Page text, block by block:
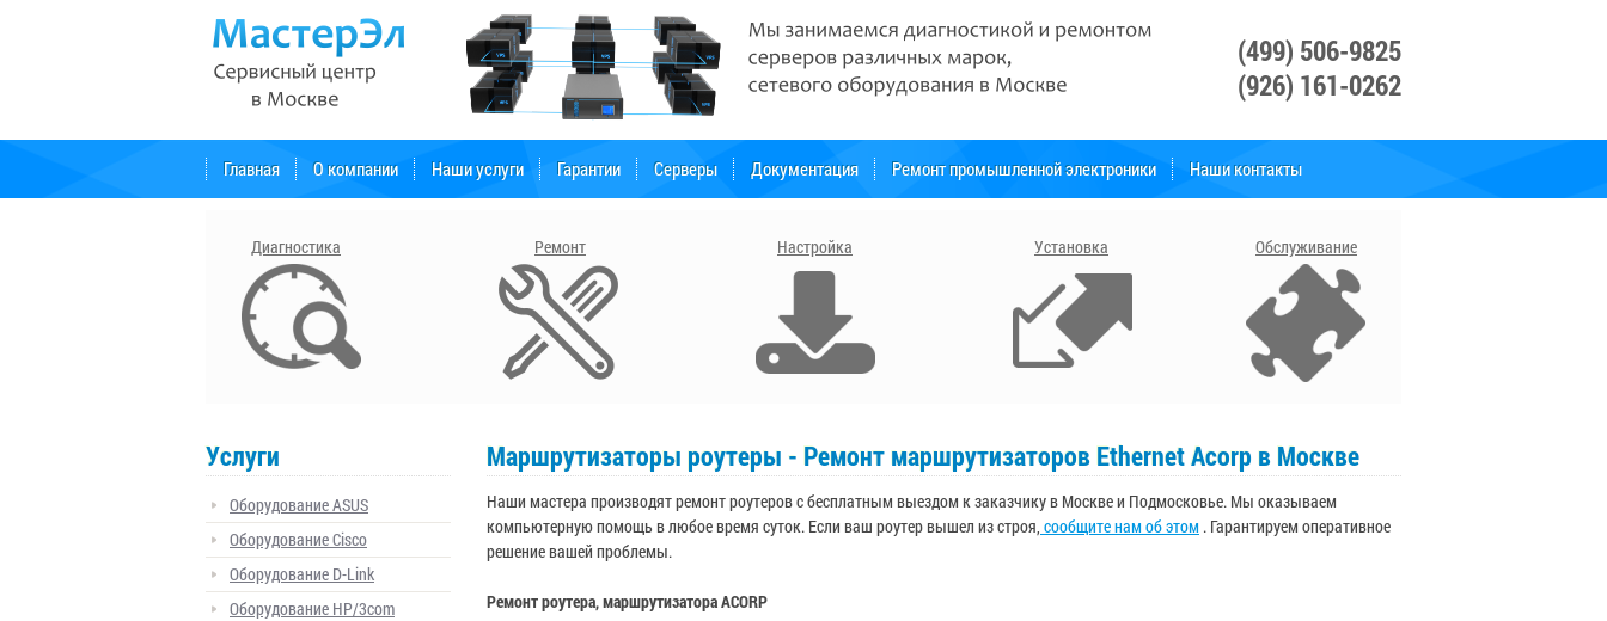
(499) 506-9825
(926) 161-0262
Главная О компании Наши услуги Гарантии Серверы Документация Ремонт промышленной электроники Наши контакты
Диагностика Ремонт Настройка Установка Обслуживание
Маршрутизаторы роутеры - Ремонт маршрутизаторов Ethernet Acorp в Москве
Наши мастера производят ремонт роутеров с бесплатным выездом к заказчику в Москве и Подмосковье. Мы оказываем
компьютерную помощь в любое время суток. Если ваш роутер вышел из строя, сообщите нам об этом . Гарантируем оперативное
решение вашей проблемы.
Ремонт роутера, маршрутизатораACORP
Услуги
Оборудование ASUS
Оборудование Cisco
Оборудование D-Link
Оборудование HP/3com